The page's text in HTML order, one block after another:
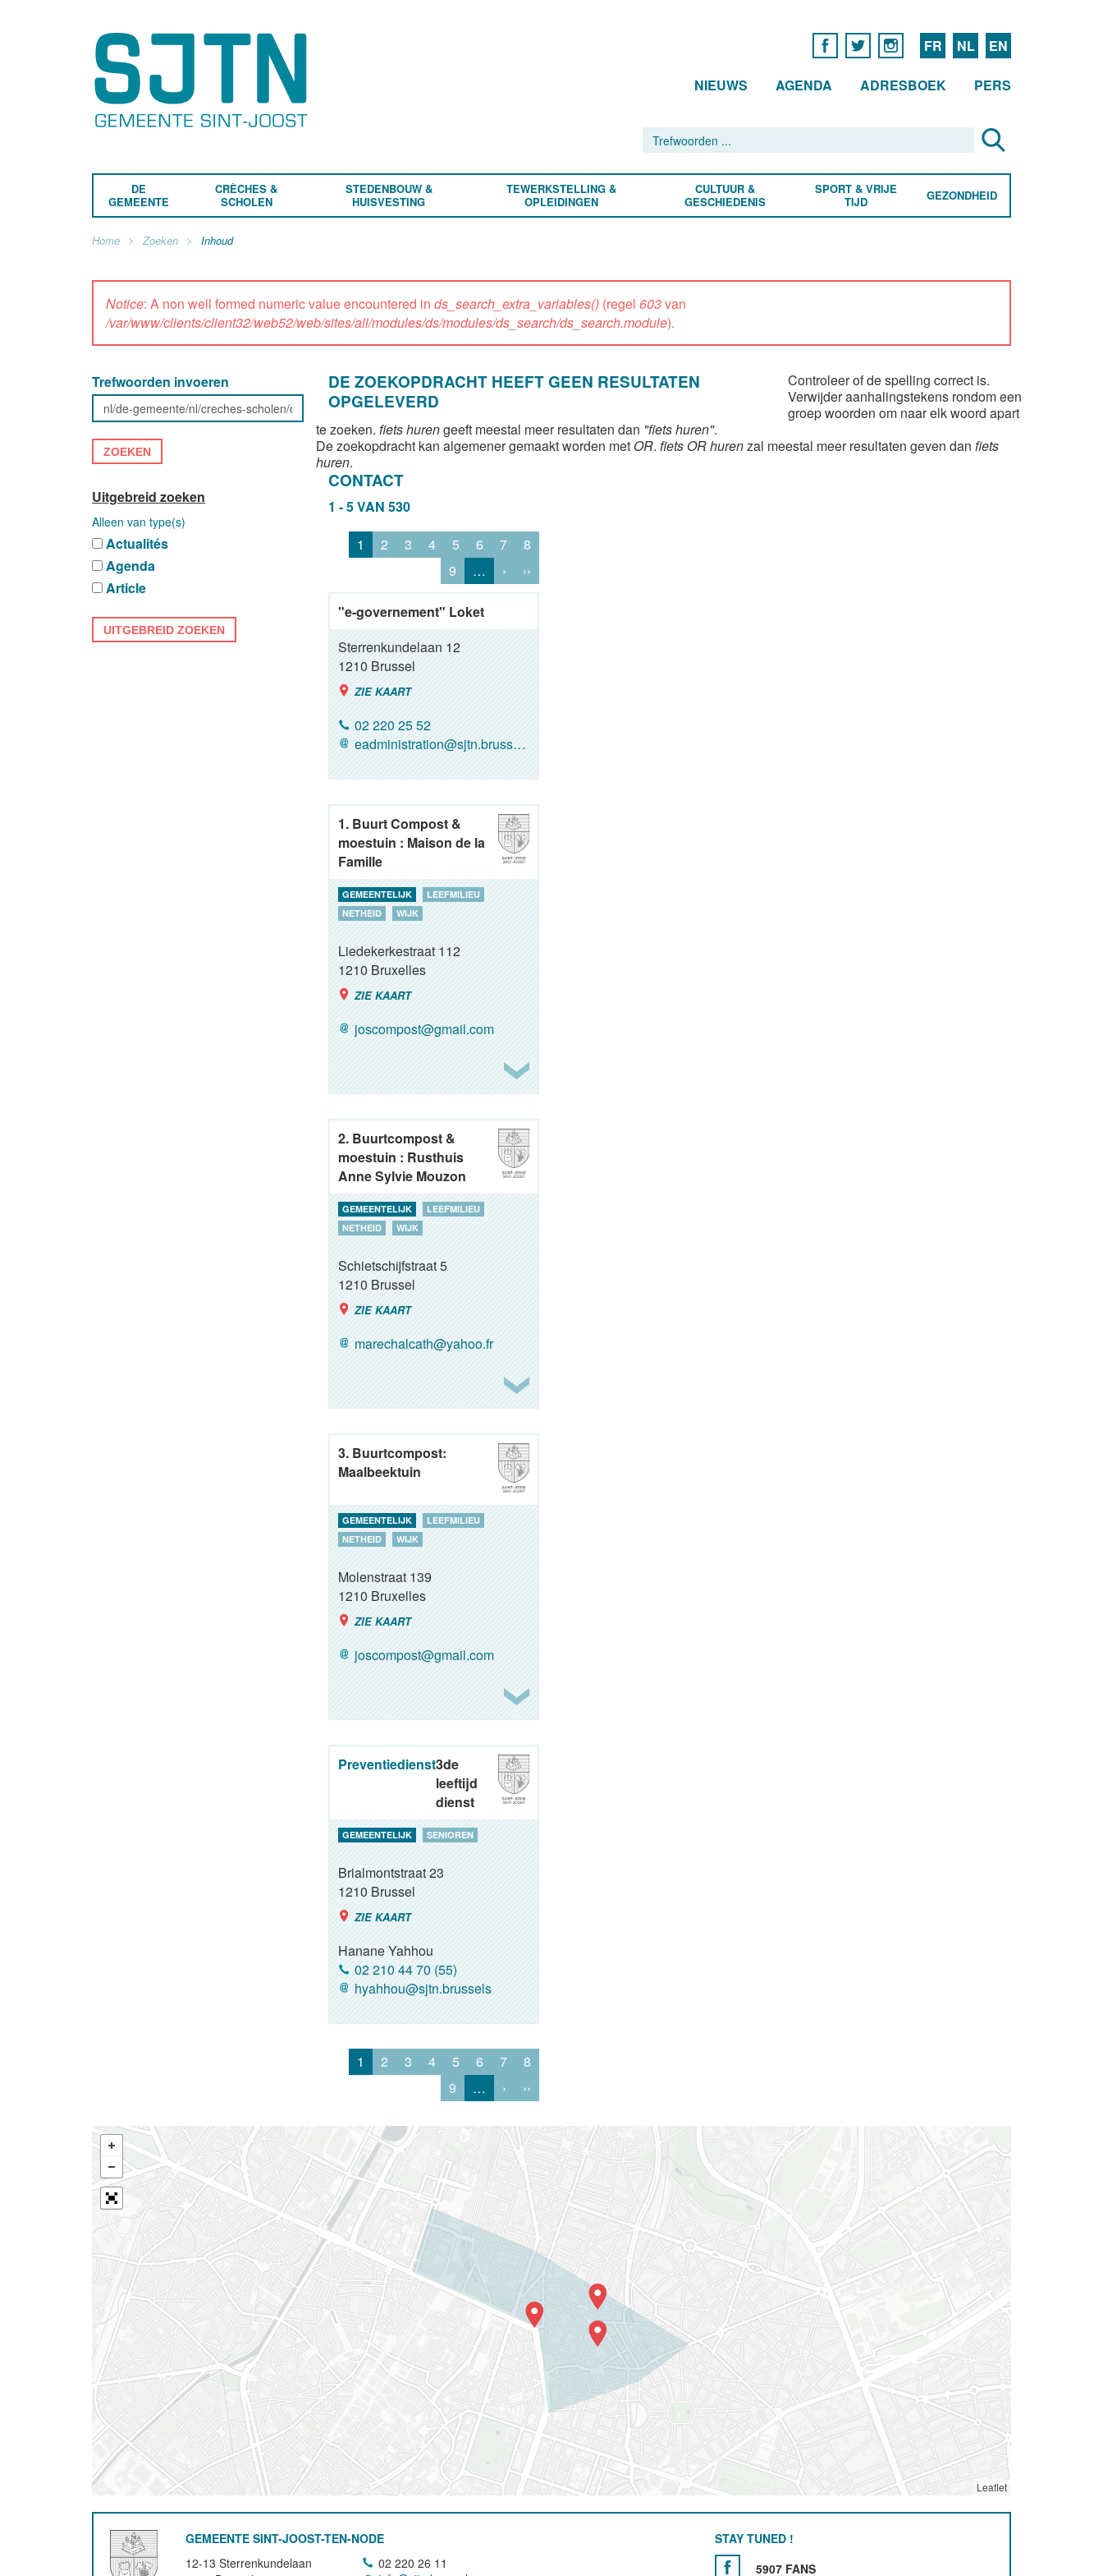
FR NL EN
NIEUWS AGENDA ADRESBOEK PERS
DE
GEMEENTE
CRÈCHES &
SCHOLEN
STEDENBOUW &
HUISVESTING
TEWERKSTELLING &
OPLEIDINGEN
CULTUUR &
GESCHIEDENIS
SPORT & VRIJE
TIJD
GEZONDHEID
Home Zoeken Inhoud
Notice: A non well formed numeric value encountered in ds_search_extra_variables() (regel 603van
/var/www/clients/client32/web52/web/sites/all/modules/ds/modules/ds_search/ds_search.module).
Trefwoorden invoeren
ZOEKEN
Uitgebreid zoeken
Alleen van type(s)
Actualités
Agenda
Article
UITGEBREID ZOEKEN
DE ZOEKOPDRACHT HEEFT GEEN RESULTATEN
OPGELEVERD
Controleer of de spelling correct is.
Verwijder aanhalingstekens rondom een
groep woorden om naar elk woord apart
te zoeken. fiets hurengeeft meestal meer resultaten dan "fiets huren".
De zoekopdracht kan algemener gemaakt worden met OR. fiets OR hurenzal meestal meer resultaten geven dan fiets
huren.
CONTACT
1 - 5 VAN 530
1
2 3 4 5 6 7
8
9
… › ››
"e-governement" Loket
Sterrenkundelaan 12
1210Brussel
ZIE KAART
02 220 25 52
eadministration@sjtn.brussels
1. Buurt Compost &
moestuin : Maison de la
Famille
GEMEENTELIJK
LEEFMILIEU
NETHEID
WIJK
Liedekerkestraat 112
1210Bruxelles
ZIE KAART
joscompost@gmail.com
2. Buurtcompost &
moestuin : Rusthuis
Anne Sylvie Mouzon
GEMEENTELIJK
LEEFMILIEU
NETHEID
WIJK
Schietschijfstraat 5
1210Brussel
ZIE KAART
marechalcath@yahoo.fr
3. Buurtcompost:
Maalbeektuin
GEMEENTELIJK
LEEFMILIEU
NETHEID
WIJK
Molenstraat 139
1210Bruxelles
ZIE KAART
joscompost@gmail.com
Preventiedienst3de
leeftijd
dienst
GEMEENTELIJK SENIOREN
Brialmontstraat 23
1210Brussel
ZIE KAART
Hanane Yahhou
02 210 44 70 (55)
hyahhou@sjtn.brussels
1 2 3 4 5 6 7
8
9
… › ››
Leaflet
GEMEENTE SINT-JOOST-TEN-NODE
12-13 Sterrenkundelaan
02 220 26 11
STAY TUNED !
5907 FANS